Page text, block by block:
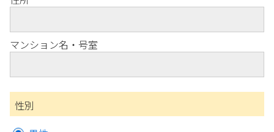
マンション名・号室
性別